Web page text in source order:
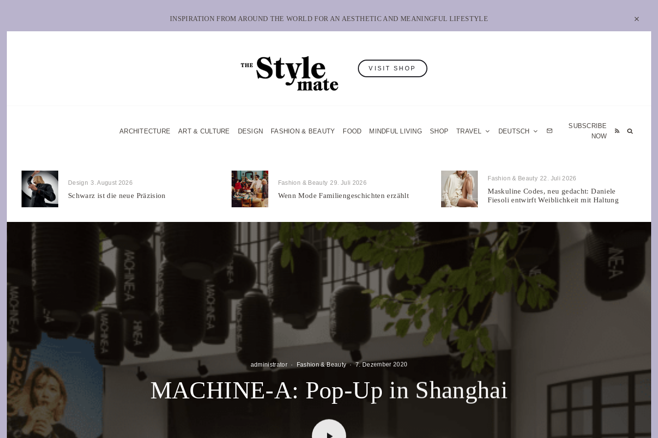
INSPIRATION FROM AROUND THE WORLD FOR AN AESTHETIC AND MEANINGFUL LIFESTYLE
VISIT SHOP
ARCHITECTURE ART & CULTURE DESIGN FASHION & BEAUTY FOOD MINDFUL LIVING SHOP TRAVEL DEUTSCH
SUBSCRIBE
NOW
Design 3. August 2026
Schwarz ist die neue Präzision
Fashion & Beauty 29. Juli 2026
Wenn Mode Familiengeschichten erzählt
Fashion & Beauty 22. Juli 2026
Maskuline Codes, neu gedacht: Daniele
Fiesoli entwirft Weiblichkeit mit Haltung
administrator · Fashion & Beauty · 7. Dezember 2020
MACHINE-A: Pop-Up in Shanghai